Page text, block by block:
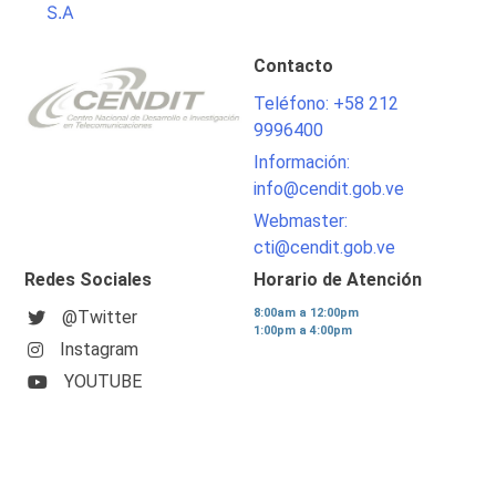
S.A
Contacto
Teléfono: +58 212
9996400
Información:
info@cendit.gob.ve
Webmaster:
cti@cendit.gob.ve
Redes Sociales
@Twitter
Instagram
YOUTUBE
Horario de Atención
8:00am a 12:00pm
1:00pm a 4:00pm